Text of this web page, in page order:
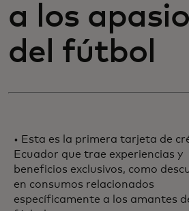
a los
del fútbol
• Esta es la primera tarjeta de
Ecuador que trae experiencias y
beneficios exclusivos, como
en consumos relacionados
específicamente a los amantes